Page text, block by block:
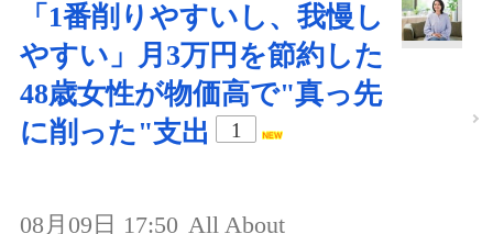
「1番削りやすいし、我慢し
やすい」月3万円を節約した
48歳女性が物価高で"真っ先
に削った"支出
1
08月09日 17:50 All About